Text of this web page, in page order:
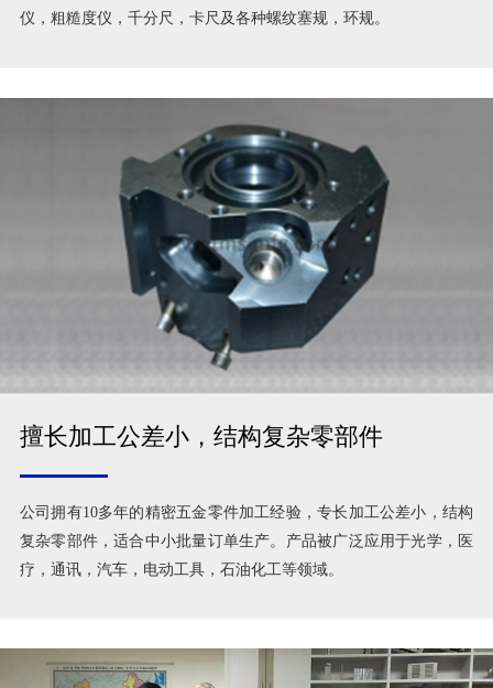
仪，粗糙度仪，千分尺，卡尺及各种螺纹塞规，环规。
擅长加工公差小，结构复杂零部件
公司拥有10多年的精密五金零件加工经验，专长加工公差小，结构
复杂零部件，适合中小批量订单生产。产品被广泛应用于光学，医
疗，通讯，汽车，电动工具，石油化工等领域。